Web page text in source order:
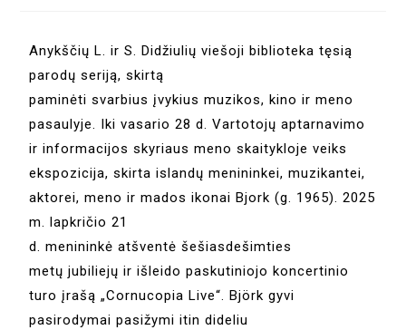
Anykščių L. ir S. Didžiulių viešoji biblioteka tęsią
parodų seriją, skirtą
paminėti svarbius įvykius muzikos, kino ir meno
pasaulyje. Iki vasario 28 d. Vartotojų aptarnavimo
ir informacijos skyriaus meno skaitykloje veiks
ekspozicija, skirta islandų menininkei, muzikantei,
aktorei, meno ir mados ikonai Bjork (g. 1965). 2025
m. lapkričio 21
d. menininkė atšventė šešiasdešimties
metų jubiliejų ir išleido paskutiniojo koncertinio
turo įrašą „Cornucopia Live“. Björk gyvi
pasirodymai pasižymi itin dideliu